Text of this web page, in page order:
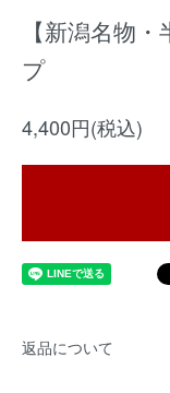
【新潟名物
プ
4,400円(税込)
返品について